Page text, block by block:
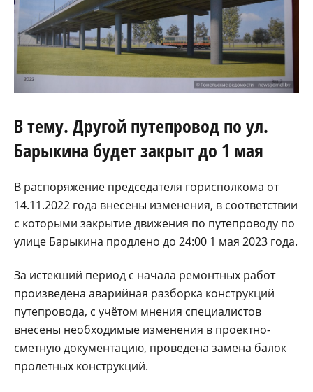
В тему. Другой путепровод по ул.
Барыкина будет закрыт до 1 мая
В распоряжение председателя горисполкома от
14.11.2022 года внесены изменения, в соответствии
с которыми закрытие движения по путепроводу по
улице Барыкина продлено до 24:00 1 мая 2023 года.
За истекший период с начала ремонтных работ
произведена аварийная разборка конструкций
путепровода, с учётом мнения специалистов
внесены необходимые изменения в проектно-
сметную документацию, проведена замена балок
пролетных конструкций.